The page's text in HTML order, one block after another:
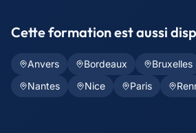
Cette formation est aussi
Anvers Bordeaux Bruxelles
Nantes
Nice Paris